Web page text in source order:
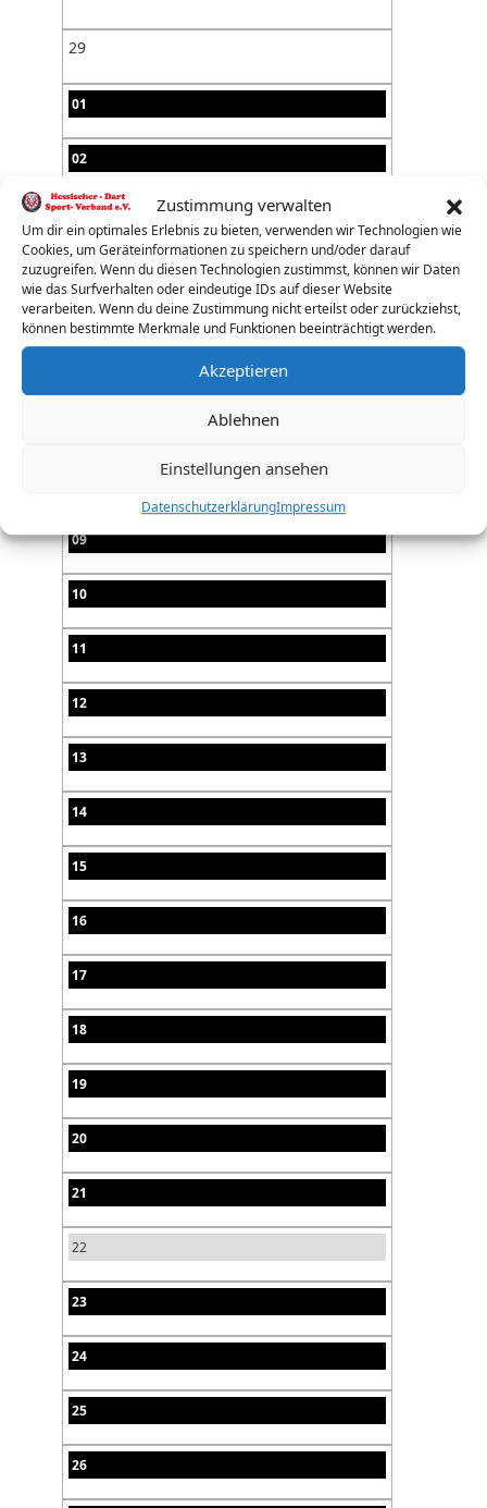
Zustimmung verwalten
Um dir ein optimales Erlebnis zu bieten, verwenden wir Technologien wie
Cookies, um Geräteinformationen zu speichern und/oder darauf
zuzugreifen. Wenn du diesen Technologien zustimmst, können wir Daten
wie das Surfverhalten oder eindeutige IDs auf dieser Website
verarbeiten. Wenn du deine Zustimmung nicht erteilst oder zurückziehst,
können bestimmte Merkmale und Funktionen beeinträchtigt werden.
Akzeptieren
Ablehnen
Einstellungen ansehen
DatenschutzerklärungImpressum
29
01
02
03
04
05
09
10
11
12
13
14
15
16
17
18
19
20
21
22
23
24
25
26